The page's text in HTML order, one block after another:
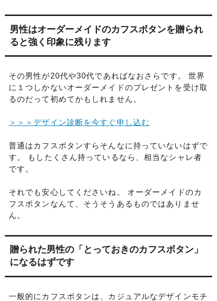
男性はオーダーメイドのカフスボタンを贈られ
ると強く印象に残ります
その男性が20代や30代であればなおさらです。 世界
に１つしかないオーダーメイドのプレゼントを受け取
るのだって初めてかもしれません。
＞＞＞デザイン診断を今すぐ申し込む
普通はカフスボタンすらそんなに持っていないはずで
す。 もしたくさん持っているなら、相当なシャレ者
です。
それでも安心してくださいね。 オーダーメイドのカ
フスボタンなんて、そうそうあるものではありませ
ん。
贈られた男性の「とっておきのカフスボタン」
になるはずです
一般的にカフスボタンは、カジュアルなデザインモチ